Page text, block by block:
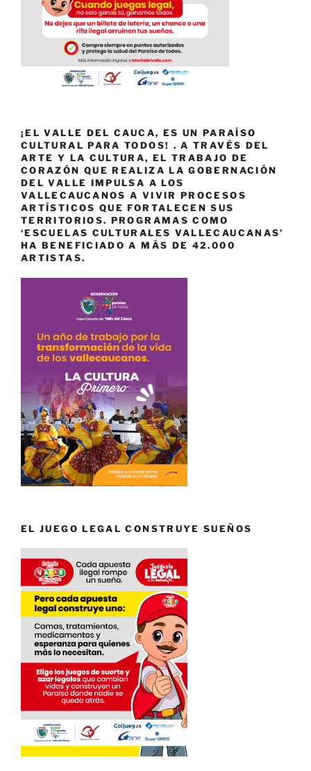
¡EL VALLE DEL CAUCA, ES UN PARAÍSO
CULTURAL PARA TODOS! . A TRAVÉS DEL
ARTE Y LA CULTURA, EL TRABAJO DE
CORAZÓN QUE REALIZA LA GOBERNACIÓN
DEL VALLE IMPULSA A LOS
VALLECAUCANOS A VIVIR PROCESOS
ARTÍSTICOS QUE FORTALECEN SUS
TERRITORIOS. PROGRAMAS COMO
‘ESCUELAS CULTURALES VALLECAUCANAS’
HA BENEFICIADO A MÁS DE 42.000
ARTISTAS.
EL JUEGO LEGAL CONSTRUYE SUEÑOS